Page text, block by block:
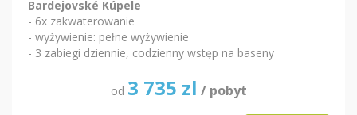
Bardejovské Kúpele
- 6x zakwaterowanie
- wyżywienie: pełne wyżywienie
- 3 zabiegi dziennie, codzienny wstęp na baseny
od 3 735 zl / pobyt